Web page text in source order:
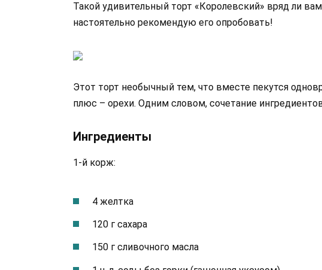
Такой удивительный торт «Королевский» вряд ли
настоятельно рекомендую его опробовать!
Этот торт необычный тем, что вместе пекутся
плюс – орехи. Одним словом, сочетание
Ингредиенты
1-й корж:
4 желтка
120 г сахара
150 г сливочного масла